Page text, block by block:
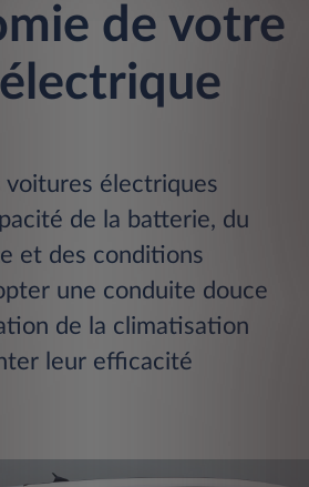
de votre
voitures électriques
de la batterie, du
et des conditions
une conduite douce
de la climatisation
leur efficacité